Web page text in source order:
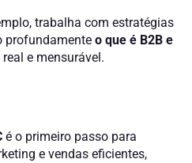
trabalha com estratégias
profundamente o que é B2B e
e mensurável.
é o primeiro passo para
e vendas eficientes,